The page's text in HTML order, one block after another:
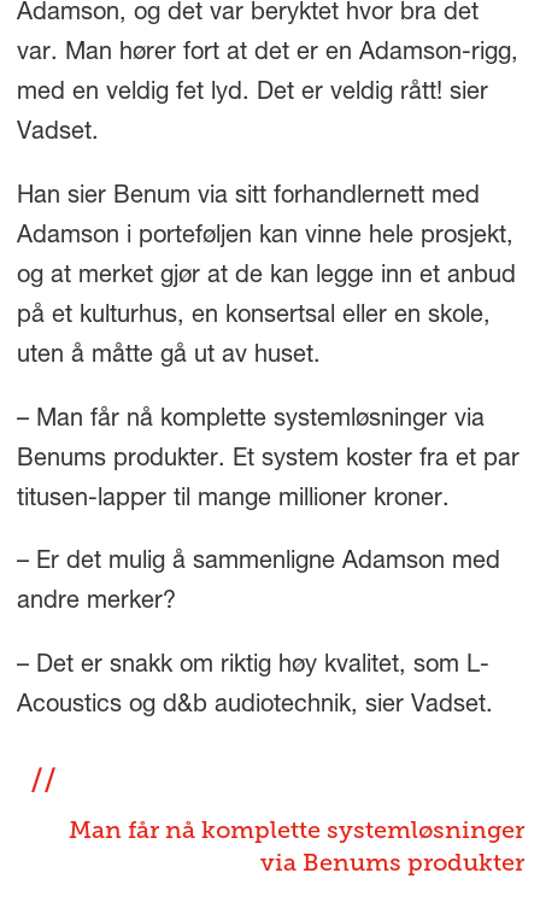
Adamson, og det var beryktet hvor bra det
var. Man hører fort at det er en Adamson-rigg,
med en veldig fet lyd. Det er veldig rått! sier
Vadset.
Han sier Benum via sitt forhandlernett med
Adamson i porteføljen kan vinne hele prosjekt,
og at merket gjør at de kan legge inn et anbud
på et kulturhus, en konsertsal eller en skole,
uten å måtte gå ut av huset.
– Man får nå komplette systemløsninger via
Benums produkter. Et system koster fra et par
titusen-lapper til mange millioner kroner.
– Er det mulig å sammenligne Adamson med
andre merker?
– Det er snakk om riktig høy kvalitet, som L-
Acoustics og d&b audiotechnik, sier Vadset.
Man får nå komplette systemløsninger
via Benums produkter